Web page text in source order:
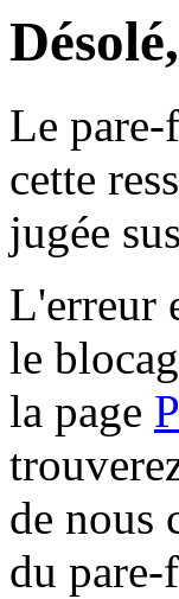
Le pare-
cette
jugée
L'erreur
le
la page
de nous
du pare-